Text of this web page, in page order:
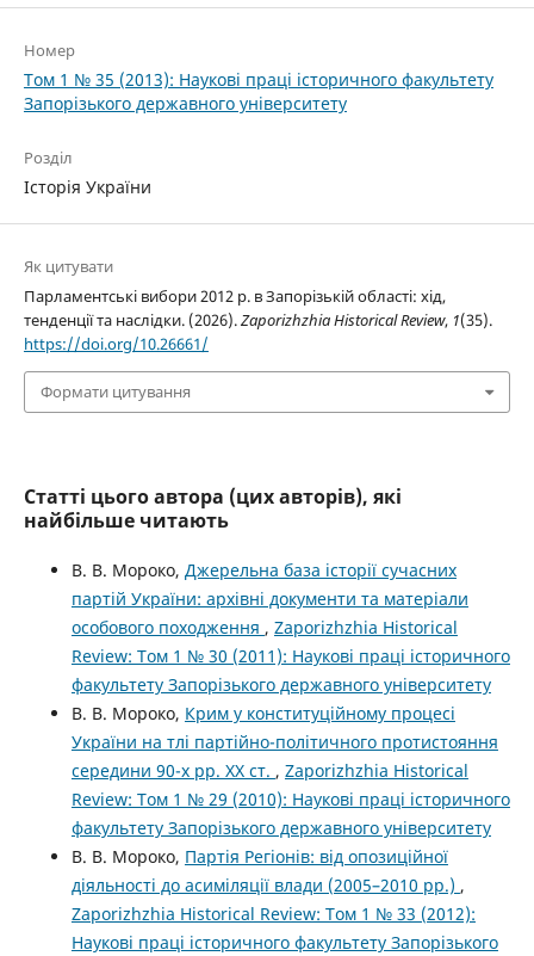
Номер
Том 1 № 35 (2013): Наукові праці історичного факультету
Запорізького державного університету
Розділ
Історія України
Як цитувати
Парламентські вибори 2012 р. в Запорізькій області: хід,
тенденції та наслідки. (2026).Zaporizhzhia Historical Review, 1(35).
https://doi.org/10.26661/
Формати цитування
Статті цього автора (цих авторів), які
найбільше читають
В. В. Мороко, Джерельна база історії сучасних
партій України: архівні документи та матеріали
особового походження , Zaporizhzhia Historical
Review: Том 1 № 30 (2011): Наукові праці історичного
факультету Запорізького державного університету
В. В. Мороко, Крим у конституційному процесі
України на тлі партійно-політичного протистояння
середини 90-х рр. ХХ ст. , Zaporizhzhia Historical
Review: Том 1 № 29 (2010): Наукові праці історичного
факультету Запорізького державного університету
В. В. Мороко, Партія Регіонів: від опозиційної
діяльності до асиміляції влади (2005–2010 рр.) ,
Zaporizhzhia Historical Review: Том 1 № 33 (2012):
Наукові праці історичного факультету Запорізького